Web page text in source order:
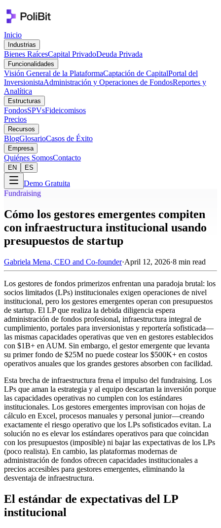
Inicio
Industrias
Bienes RaícesCapital PrivadoDeuda Privada
Funcionalidades
Visión General de la PlataformaCaptación de CapitalPortal del
InversionistaAdministración y Operaciones de FondosReportes y
Analítica
Estructuras
FondosSPVsFideicomisos
Precios
Recursos
BlogGlosarioCasos de Éxito
Empresa
Quiénes SomosContacto
EN ES
Demo Gratuita
Fundraising
Cómo los gestores emergentes compiten
con infraestructura institucional usando
presupuestos de startup
Gabriela Mena, CEO and Co-founder·April 12, 2026·8 min read
Los gestores de fondos primerizos enfrentan una paradoja brutal: los
socios limitados (LPs) institucionales exigen operaciones de nivel
institucional, pero los gestores emergentes operan con presupuestos
de startup. El LP que realiza la debida diligencia espera
administración de fondos profesional, infraestructura integral de
cumplimiento, portales para inversionistas y reportería sofisticada—
las mismas capacidades operativas que ven en gestores establecidos
con $1B+ en AUM. Sin embargo, el gestor emergente que levanta
su primer fondo de $25M no puede costear los $500K+ en costos
operativos anuales que los grandes gestores absorben con facilidad.
Esta brecha de infraestructura frena el impulso del fundraising. Los
LPs que aman la estrategia y al equipo descartan la inversión porque
las capacidades operativas no cumplen con los estándares
institucionales. Los gestores emergentes improvisan con hojas de
cálculo en Excel, procesos manuales y personal junior—creando
exactamente el riesgo operativo que los LPs sofisticados evitan. La
solución no es elevar los estándares operativos para que coincidan
con los presupuestos (imposible) ni bajar las expectativas de los LPs
(poco realista). En cambio, las plataformas modernas de
administración de fondos ofrecen capacidades institucionales a
precios accesibles para gestores emergentes, eliminando la
desventaja de infraestructura.
El estándar de expectativas del LP
institucional